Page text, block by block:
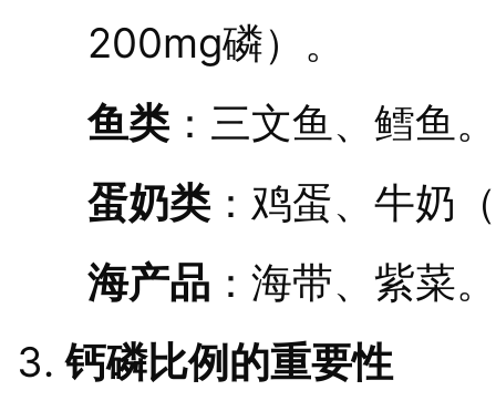
200mg磷）。
鱼类 ：三文鱼、鳕鱼
蛋奶类 ：鸡蛋、牛奶
海产品 ：海带、紫菜
钙磷比例的重要性